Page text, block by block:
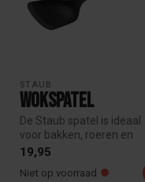
STAUB
Wokspatel
De Staub spatel is ideaal
voor bakken, roeren en
omdraaien van gerechten.
19,95
Niet op voorraad